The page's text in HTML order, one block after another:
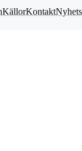
KällorKontakt